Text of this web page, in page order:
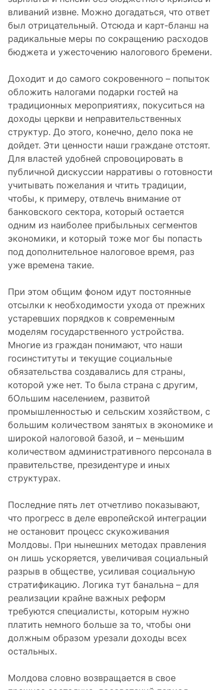
вливаний извне. Можно догадаться, что ответ
был отрицательный. Отсюда и карт-бланш на
радикальные меры по сокращению расходов
бюджета и ужесточению налогового бремени.
Доходит и до самого сокровенного – попыток
обложить налогами подарки гостей на
традиционных мероприятиях, покуситься на
доходы церкви и неправительственных
структур. До этого, конечно, дело пока не
дойдет. Эти ценности наши граждане отстоят.
Для властей удобней спровоцировать в
публичной дискуссии нарративы о готовности
учитывать пожелания и чтить традиции,
чтобы, к примеру, отвлечь внимание от
банковского сектора, который остается
одним из наиболее прибыльных сегментов
экономики, и который тоже мог бы попасть
под дополнительное налоговое время, раз
уже времена такие.
При этом общим фоном идут постоянные
отсылки к необходимости ухода от прежних
устаревших порядков к современным
моделям государственного устройства.
Многие из граждан понимают, что наши
госинституты и текущие социальные
обязательства создавались для страны,
которой уже нет. То была страна с другим,
бОльшим населением, развитой
промышленностью и сельским хозяйством, с
большим количеством занятых в экономике и
широкой налоговой базой, и – меньшим
количеством административного персонала в
правительстве, президентуре и иных
структурах.
Последние пять лет отчетливо показывают,
что прогресс в деле европейской интеграции
не остановит процесс скукоживания
Молдовы. При нынешних методах правления
он лишь ускоряется, увеличивая социальный
разрыв в обществе, усиливая социальную
стратификацию. Логика тут банальна – для
реализации крайне важных реформ
требуются специалисты, которым нужно
платить немного больше за то, чтобы они
должным образом урезали доходы всех
остальных.
Молдова словно возвращается в свое